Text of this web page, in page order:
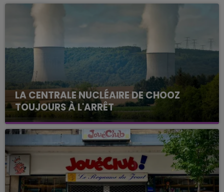
LA CENTRALE NUCLÉAIRE DE CHOOZ
TOUJOURS À L'ARRÊT
Cela fait déjà une semaine que la centrale
nucléaire ardennaise est à l'arrêt. Une situation
justifiée par la sécheresse intense qui est toujours
présente.